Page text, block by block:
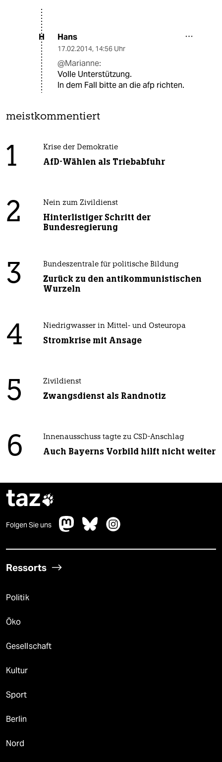
H Hans
17.02.2014, 14:56 Uhr
@Marianne:
Volle Unterstützung.
In dem Fall bitte an die afp richten.
meistkommentiert
1 Krise der Demokratie
AfD-Wählen als Triebabfuhr
2 Nein zum Zivildienst
Hinterlistiger Schritt der
Bundesregierung
3 Bundeszentrale für politische Bildung
Zurück zu den antikommunistischen
Wurzeln
4 Niedrigwasser in Mittel- und Osteuropa
Stromkrise mit Ansage
5 Zivildienst
Zwangsdienst als Randnotiz
6 Innenausschuss tagte zu CSD-Anschlag
Auch Bayerns Vorbild hilft nicht weiter
taz
Folgen Sie uns
Ressorts
Politik
Öko
Gesellschaft
Kultur
Sport
Berlin
Nord